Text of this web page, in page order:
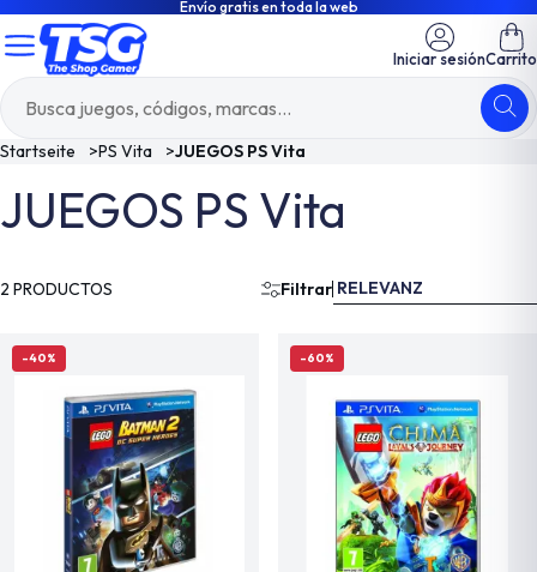
Envío gratis en toda la web
Iniciar sesiónCarrito
Startseite >PS Vita >JUEGOS PS Vita
JUEGOS PS Vita
2 PRODUCTOS Filtrar RELEVANZ
-40% -60%